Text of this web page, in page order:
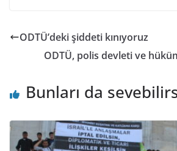
ODTÜ’deki şiddeti kınıyoruz
ODTÜ, polis devleti ve
Bunları da